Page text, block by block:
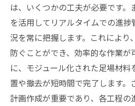
は、いくつかの工夫が必要です。
を活用してリアルタイムでの進
況を常に把握します。これにより
防ぐことができ、効率的な作業が
に、モジュール化された足場材
置や撤去が短時間で完了します。
計画作成が重要であり、各工程の